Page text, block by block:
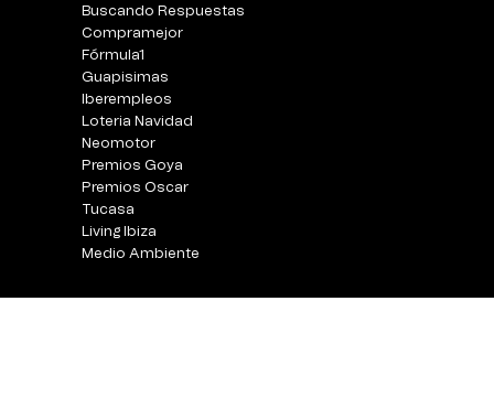
Buscando Respuestas
Compramejor
Fórmula1
Guapisimas
Iberempleos
Loteria Navidad
Neomotor
Premios Goya
Premios Oscar
Tucasa
Living Ibiza
Medio Ambiente